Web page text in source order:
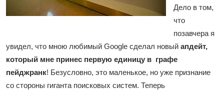
Дело в том,
что
позавчера я
увидел, что мною любимый Google сделал новый апдейт,
который мне принес первую единицу в графе
пейджранк! Безусловно, это маленькое, но уже признание
со стороны гиганта поисковых систем. Теперь